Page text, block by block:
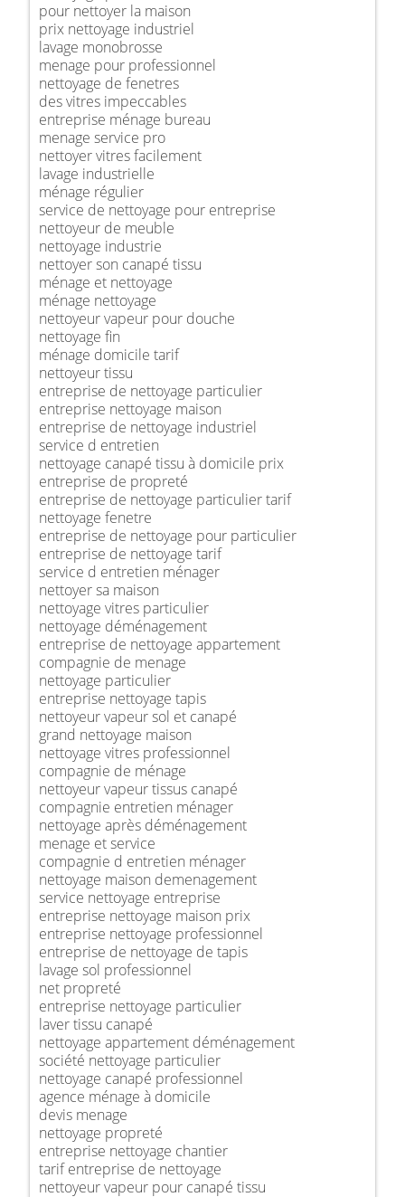
pour nettoyer la maison
prix nettoyage industriel
lavage monobrosse
menage pour professionnel
nettoyage de fenetres
des vitres impeccables
entreprise ménage bureau
menage service pro
nettoyer vitres facilement
lavage industrielle
ménage régulier
service de nettoyage pour entreprise
nettoyeur de meuble
nettoyage industrie
nettoyer son canapé tissu
ménage et nettoyage
ménage nettoyage
nettoyeur vapeur pour douche
nettoyage fin
ménage domicile tarif
nettoyeur tissu
entreprise de nettoyage particulier
entreprise nettoyage maison
entreprise de nettoyage industriel
service d entretien
nettoyage canapé tissu à domicile prix
entreprise de propreté
entreprise de nettoyage particulier tarif
nettoyage fenetre
entreprise de nettoyage pour particulier
entreprise de nettoyage tarif
service d entretien ménager
nettoyer sa maison
nettoyage vitres particulier
nettoyage déménagement
entreprise de nettoyage appartement
compagnie de menage
nettoyage particulier
entreprise nettoyage tapis
nettoyeur vapeur sol et canapé
grand nettoyage maison
nettoyage vitres professionnel
compagnie de ménage
nettoyeur vapeur tissus canapé
compagnie entretien ménager
nettoyage après déménagement
menage et service
compagnie d entretien ménager
nettoyage maison demenagement
service nettoyage entreprise
entreprise nettoyage maison prix
entreprise nettoyage professionnel
entreprise de nettoyage de tapis
lavage sol professionnel
net propreté
entreprise nettoyage particulier
laver tissu canapé
nettoyage appartement déménagement
société nettoyage particulier
nettoyage canapé professionnel
agence ménage à domicile
devis menage
nettoyage propreté
entreprise nettoyage chantier
tarif entreprise de nettoyage
nettoyeur vapeur pour canapé tissu